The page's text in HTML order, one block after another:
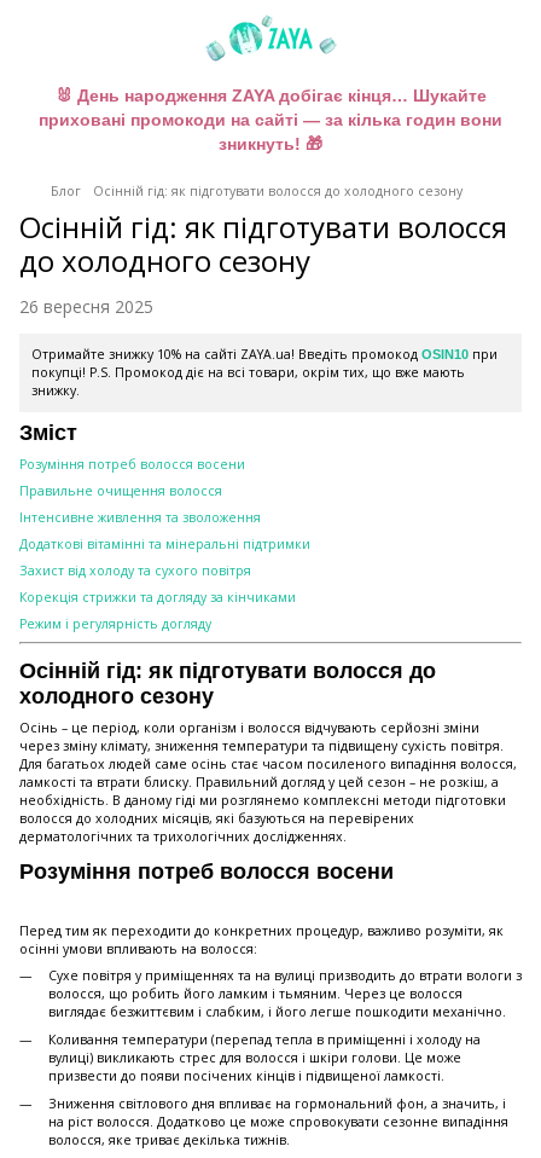
🐰 День народження ZAYA добігає кінця… Шукайте
приховані промокоди на сайті — за кілька годин вони
зникнуть! 🎁
Блог Осінній гід: як підготувати волосся до холодного сезону
Осінній гід: як підготувати волосся
до холодного сезону
26 вересня 2025
Отримайте знижку 10% на сайті ZAYA.ua! Введіть промокод OSIN10 при
покупці! P.S. Промокод діє на всі товари, окрім тих, що вже мають
знижку.
Зміст
Розуміння потреб волосся восени
Правильне очищення волосся
Інтенсивне живлення та зволоження
Додаткові вітамінні та мінеральні підтримки
Захист від холоду та сухого повітря
Корекція стрижки та догляду за кінчиками
Режим і регулярність догляду
Осінній гід: як підготувати волосся до
холодного сезону
Осінь – це період, коли організм і волосся відчувають серйозні зміни
через зміну клімату, зниження температури та підвищену сухість повітря.
Для багатьох людей саме осінь стає часом посиленого випадіння волосся,
ламкості та втрати блиску. Правильний догляд у цей сезон – не розкіш, а
необхідність. В даному гіді ми розглянемо комплексні методи підготовки
волосся до холодних місяців, які базуються на перевірених
дерматологічних та трихологічних дослідженнях.
Розуміння потреб волосся восени
Перед тим як переходити до конкретних процедур, важливо розуміти, як
осінні умови впливають на волосся:
Сухе повітря у приміщеннях та на вулиці призводить до втрати вологи з
волосся, що робить його ламким і тьмяним. Через це волосся
виглядає безжиттєвим і слабким, і його легше пошкодити механічно.
Коливання температури (перепад тепла в приміщенні і холоду на
вулиці) викликають стрес для волосся і шкіри голови. Це може
призвести до появи посічених кінців і підвищеної ламкості.
Зниження світлового дня впливає на гормональний фон, а значить, і
на ріст волосся. Додатково це може спровокувати сезонне випадіння
волосся, яке триває декілька тижнів.